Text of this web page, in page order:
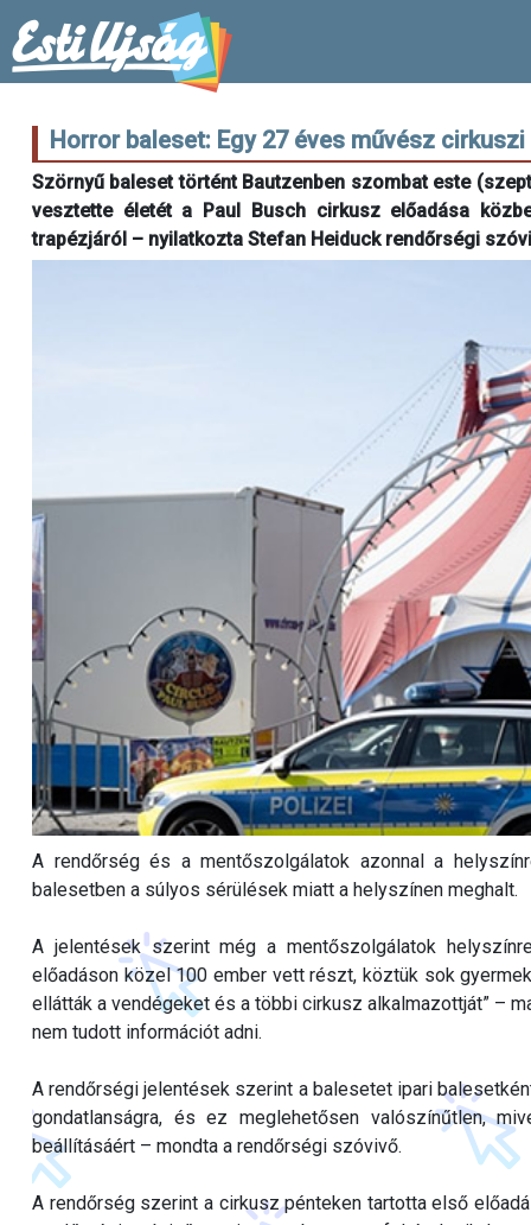
Horror baleset: Egy 27 éves művész
Szörnyű baleset történt Bautzenben szombat este
vesztette életét a Paul Busch cirkusz előadása
trapézjáról – nyilatkozta Stefan Heiduck rendőrségi
A rendőrség és a mentőszolgálatok azonnal a
balesetben a súlyos sérülések miatt a helyszínen meghalt.
A jelentések szerint még a mentőszolgálatok
előadáson közel 100 ember vett részt, köztük sok
ellátták a vendégeket és a többi cirkusz alkalmazottját” –
nem tudott információt adni.
A rendőrségi jelentések szerint a balesetet ipari
gondatlanságra, és ez meglehetősen valószínűtlen,
beállításáért – mondta a rendőrségi szóvivő.
A rendőrség szerint a cirkusz pénteken tartotta első